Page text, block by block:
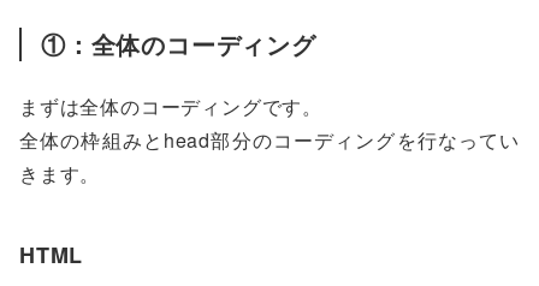
①：全体のコーディング
まずは全体のコーディングです。
全体の枠組みとhead部分のコーディングを行なってい
きます。
HTML